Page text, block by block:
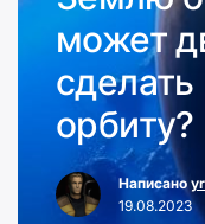
может
орбиту?
Написано
19.08.2023